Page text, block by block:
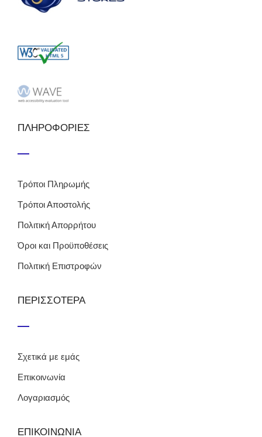
ΠΛΗΡΟΦΟΡΙΕΣ
Τρόποι Πληρωμής
Τρόποι Αποστολής
Πολιτική Απορρήτου
Όροι και Προϋποθέσεις
Πολιτική Επιστροφών
ΠΕΡΙΣΣΟΤΕΡΑ
Σχετικά με εμάς
Επικοινωνία
Λογαριασμός
ΕΠΙΚΟΙΝΩΝΙΑ